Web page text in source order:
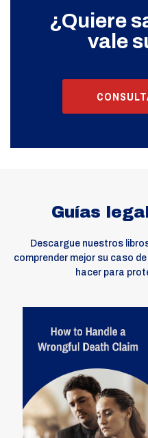
¿Quiere
vale
Guías
Descargue nuestros
comprender mejor su caso
hacer para